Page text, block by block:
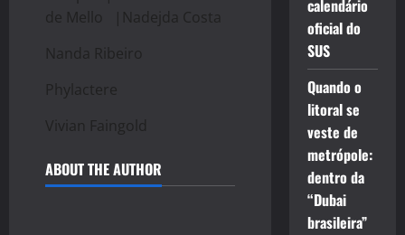
de Mello |Nadejda Costa
Nanda Ribeiro
Phylactere
Vivian Faingold
ABOUT THE AUTHOR
calendário
oficial do
SUS
Quando o
litoral se
veste de
metrópole:
dentro da
“Dubai
brasileira”